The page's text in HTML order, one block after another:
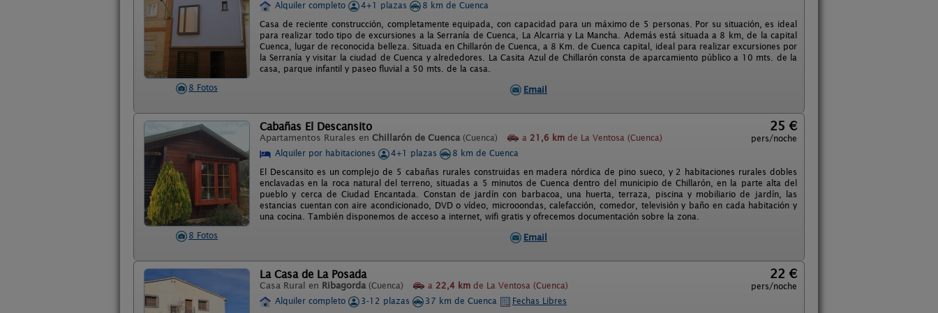
8 Fotos
Alquiler completo
4+1 plazas
8 km de Cuenca
Casa de reciente construcción, completamente equipada, con capacidad para un máximo de 5 personas. Por su situación, es ideal
para realizar todo tipo de excursiones a la Serranía de Cuenca, La Alcarria y La Mancha. Además está situada a 8 km, de la capital
Cuenca, lugar de reconocida belleza. Situada en Chillarón de Cuenca, a 8 Km. de Cuenca capital, ideal para realizar excursiones por
la Serranía y visitar la ciudad de Cuenca y alrededores. La Casita Azul de Chillarón consta de aparcamiento público a 10 mts. de la
casa, parque infantil y paseo fluvial a 50 mts. de la casa.
Email
8 Fotos
Cabañas El Descansito
Apartamentos Rurales en Chillarón de Cuenca (Cuenca) a 21,6 km de La Ventosa (Cuenca)
25 €
pers/noche
Alquiler por habitaciones
4+1 plazas
8 km de Cuenca
El Descansito es un complejo de 5 cabañas rurales construidas en madera nórdica de pino sueco, y 2 habitaciones rurales dobles
enclavadas en la roca natural del terreno, situadas a 5 minutos de Cuenca dentro del municipio de Chillarón, en la parte alta del
pueblo y cerca de Ciudad Encantada. Constan de jardín con barbacoa, una huerta, terraza, piscina y mobiliario de jardín, las
estancias cuentan con aire acondicionado, DVD o vídeo, microoondas, calefacción, comedor, televisión y baño en cada habitación y
una cocina. También disponemos de acceso a internet, wifi gratis y ofrecemos documentación sobre la zona.
Email
La Casa de La Posada
Casa Rural en Ribagorda (Cuenca) a 22,4 km de La Ventosa (Cuenca)
22 €
pers/noche
Alquiler completo
3-12 plazas 37 km de Cuenca
Fechas Libres